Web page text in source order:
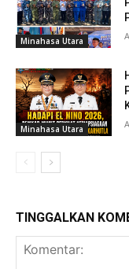
Minahasa Utara
Minahasa Utara
TINGGALKAN